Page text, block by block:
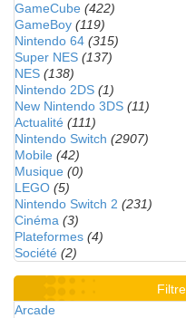
GameCube (422)
GameBoy (119)
Nintendo 64 (315)
Super NES (137)
NES (138)
Nintendo 2DS (1)
New Nintendo 3DS (11)
Actualité (111)
Nintendo Switch (2907)
Mobile (42)
Musique (0)
LEGO (5)
Nintendo Switch 2 (231)
Cinéma (3)
Plateformes (4)
Société (2)
Arcade